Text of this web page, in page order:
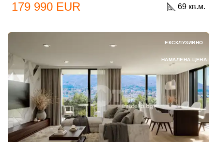
179 990 EUR 69 кв.м.
ЕКСКЛУЗИВНО
НАМАЛЕНА ЦЕНА